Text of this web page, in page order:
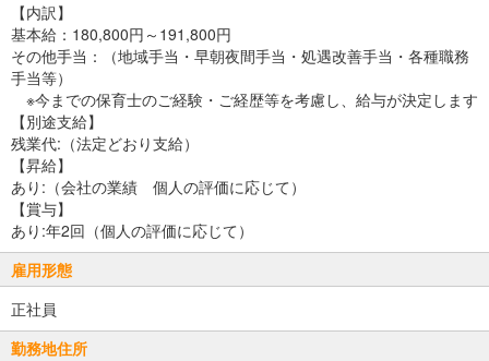
【内訳】
基本給：180,800円～191,800円
その他手当：（地域手当・早朝夜間手当・処遇改善手当・各種職務
手当等）
※今までの保育士のご経験・ご経歴等を考慮し、給与が決定します
【別途支給】
残業代:（法定どおり支給）
【昇給】
あり:（会社の業績 個人の評価に応じて）
【賞与】
あり:年2回（個人の評価に応じて）
雇用形態
正社員
勤務地住所